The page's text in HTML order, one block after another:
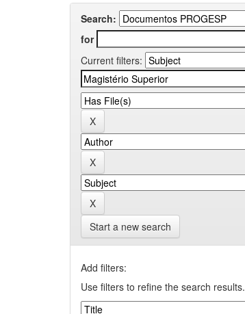
Search:
for
Current filters:
Start a new search
Add filters:
Use filters to refine the search results.